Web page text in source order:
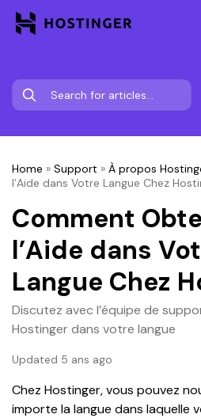
Home » Support » À propos
l’Aide dans Votre Langue Chez
Comment
l’Aide dans
Langue Chez
Discutez avec l’équipe de
Hostinger dans votre langue
Updated 5 ans ago
Chez Hostinger, vous pouvez
importe la langue dans laquelle